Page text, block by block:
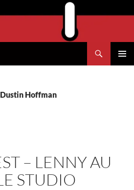
Hoffman
– LENNY AU
STUDIO